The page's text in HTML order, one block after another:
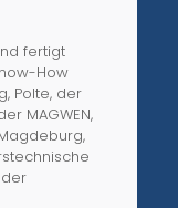
fertigt
How
Polte, der
MAGWEN,